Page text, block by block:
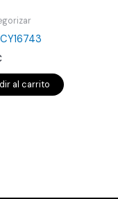
al carrito